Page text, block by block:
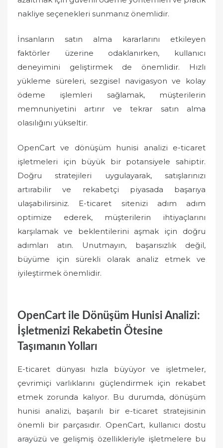
nakliye seçenekleri sunmanız önemlidir.
İnsanların satın alma kararlarını etkileyen
faktörler üzerine odaklanırken, kullanıcı
deneyimini geliştirmek de önemlidir. Hızlı
yükleme süreleri, sezgisel navigasyon ve kolay
ödeme işlemleri sağlamak, müşterilerin
memnuniyetini artırır ve tekrar satın alma
olasılığını yükseltir.
OpenCart ve dönüşüm hunisi analizi e-ticaret
işletmeleri için büyük bir potansiyele sahiptir.
Doğru stratejileri uygulayarak, satışlarınızı
artırabilir ve rekabetçi piyasada başarıya
ulaşabilirsiniz. E-ticaret sitenizi adım adım
optimize ederek, müşterilerin ihtiyaçlarını
karşılamak ve beklentilerini aşmak için doğru
adımları atın. Unutmayın, başarısızlık değil,
büyüme için sürekli olarak analiz etmek ve
iyileştirmek önemlidir.
OpenCart ile Dönüşüm Hunisi Analizi:
İşletmenizi Rekabetin Ötesine
Taşımanın Yolları
E-ticaret dünyası hızla büyüyor ve işletmeler,
çevrimiçi varlıklarını güçlendirmek için rekabet
etmek zorunda kalıyor. Bu durumda, dönüşüm
hunisi analizi, başarılı bir e-ticaret stratejisinin
önemli bir parçasıdır. OpenCart, kullanıcı dostu
arayüzü ve gelişmiş özellikleriyle işletmelere bu